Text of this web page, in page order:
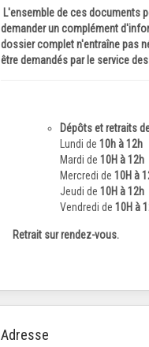
L'ensemble de ces documents
demander un complément
dossier complet n'entraîne pas
être demandés par le service
Dépôts et retraits
Lundi de 10h à 12h
Mardi de 10H à 12h
Mercredi de 10H à
Jeudi de 10H à 12h
Vendredi de 10H à
Retrait sur rendez-vous.
Adresse